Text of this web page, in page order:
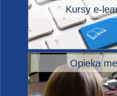
Kursy e-
Opieka